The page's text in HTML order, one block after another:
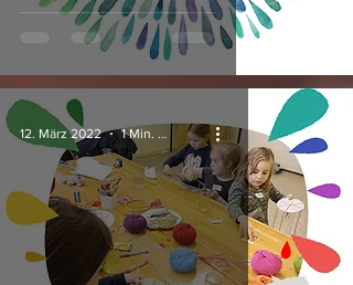
12. März 2022 1 Min. Lesezeit